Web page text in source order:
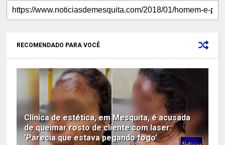
RECOMENDADO PARA VOCÊ
Clínica de estética, em Mesquita, é acusada
de queimar rosto de cliente com laser:
'Parecia que estava pegando fogo'